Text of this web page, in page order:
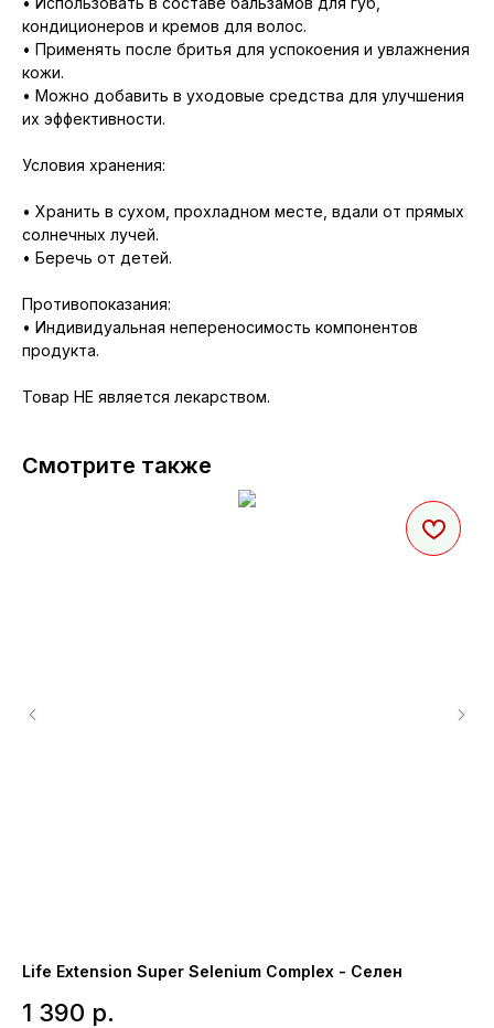
кондиционеров и кремов для волос.
• Применять после бритья для успокоения и увлажнения
кожи.
• Можно добавить в уходовые средства для улучшения
их эффективности.
Условия хранения:
• Хранить в сухом, прохладном месте, вдали от прямых
солнечных лучей.
• Беречь от детей.
Противопоказания:
• Индивидуальная непереносимость компонентов
продукта.
Товар НЕ является лекарством.
Смотрите также
Life Extension Super Selenium Complex - Селен
1 390 р.